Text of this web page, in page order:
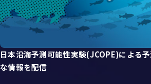
日本沿海予測可能性実験(JCOPE)による
な情報を配信